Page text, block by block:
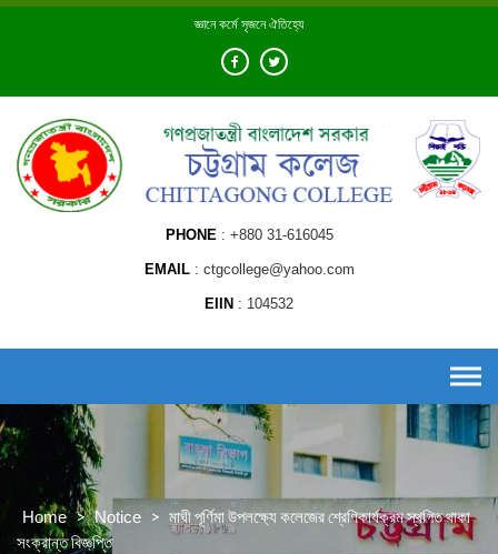
Skip
জ্ঞানে কর্মে সৃজনে ঐতিহ্যে
PHONE +880 31-616045
EMAIL ctgcollege@yahoo.com
EIIN 104532
Home > Notice > মাঘী পূর্ণিমা উপলক্ষ্যে কলেজের শ্রেণিকার্যক্রম স্থগিত থাকা
সংক্রান্ত বিজ্ঞপ্তি